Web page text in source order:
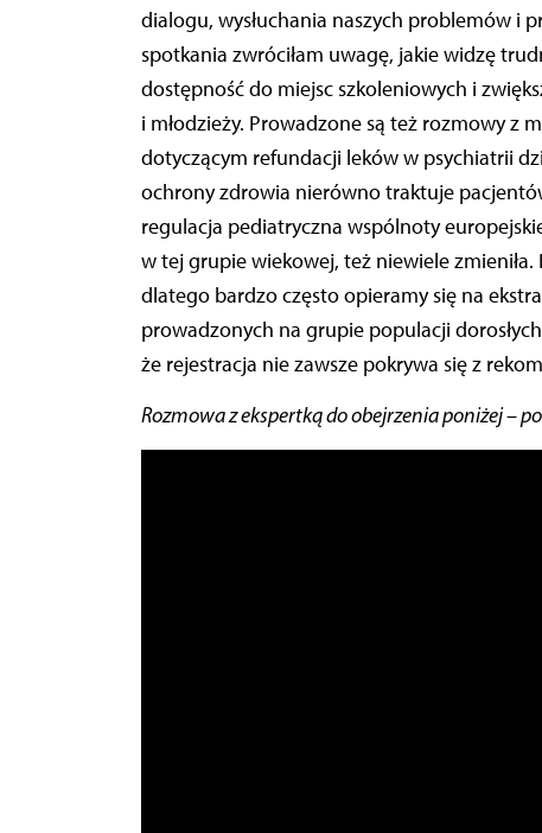
dialogu, wysłuchania naszych problemów i
spotkania zwróciłam uwagę, jakie widzę
dostępność do miejsc szkoleniowych i
i młodzieży. Prowadzone są też rozmowy z
dotyczącym refundacji leków w psychiatrii
ochrony zdrowia nierówno traktuje
regulacja pediatryczna wspólnoty
w tej grupie wiekowej, też niewiele
dlatego bardzo często opieramy się na
prowadzonych na grupie populacji
że rejestracja nie zawsze pokrywa się z
Rozmowa z ekspertką do obejrzenia poniżej –